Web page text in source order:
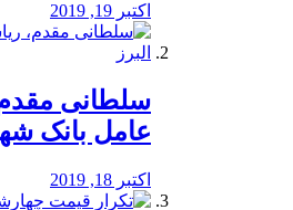
اکتبر 19, 2019
سلطانی
عامل بانک
اکتبر 18, 2019